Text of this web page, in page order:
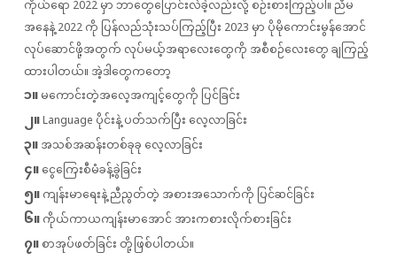
ကိုယ်ရော 2022 မှာ ဘာတွေပြောင်းလဲခဲ့လည်းလို့ စဉ်းစားကြည့်ပါ။ ညီမ
အနေနဲ့ 2022 ကို ပြန်လည်သုံးသပ်ကြည့်ပြီး 2023 မှာ ပိုမိုကောင်းမွန်အောင်
လုပ်ဆောင်ဖို့အတွက် လုပ်မယ့်အရာလေးတွေကို အစီစဉ်လေးတွေ ချကြည့်
ထားပါတယ်။ အဲ့ဒါတွေကတော့
၁။မကောင်းတဲ့အလေ့အကျင့်တွေကို ပြင်ခြင်း
၂။Language ပိုင်းနဲ့ ပတ်သက်ပြီး လေ့လာခြင်း
၃။အသစ်အဆန်းတစ်ခုခု လေ့လာခြင်း
၄။ငွေကြေးစီမံခန့်ခွဲခြင်း
၅။ကျန်းမာရေးနဲ့ ညီညွတ်တဲ့ အစားအသောက်ကို ပြင်ဆင်ခြင်း
၆။ကိုယ်ကာယကျန်းမာအောင် အားကစားလိုက်စားခြင်း
၇။စာအုပ်ဖတ်ခြင်း တို့ဖြစ်ပါတယ်။